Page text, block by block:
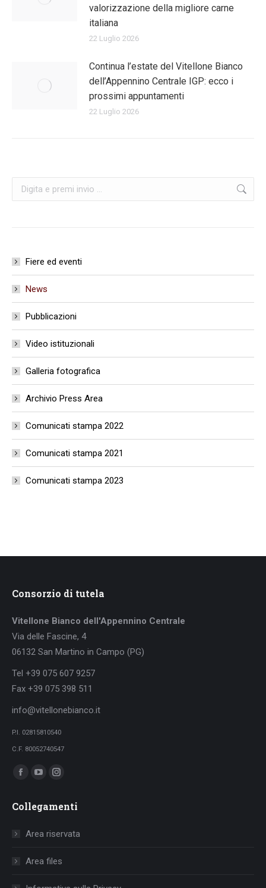
valorizzazione della migliore carne
italiana
22 Luglio 2026
Continua l’estate del Vitellone Bianco
dell’Appennino Centrale IGP: ecco i
prossimi appuntamenti
22 Luglio 2026
Cerca:
Fiere ed eventi
News
Pubblicazioni
Video istituzionali
Galleria fotografica
Archivio Press Area
Comunicati stampa 2022
Comunicati stampa 2021
Comunicati stampa 2023
Consorzio di tutela
Vitellone Bianco dell'Appennino Centrale
Via delle Fascine, 4
06132 San Martino in Campo (PG)
Tel +39 075 607 9257
Fax +39 075 398 511
info@vitellonebianco.it
P.I. 02815810540
C.F. 80052740547
Ci puoi trovare su:
Facebook
opens
window
YouTube
opens
window
Instagram
opens
Collegamenti
Area riservata
Area files